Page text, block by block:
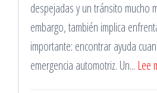
despejadas y un tránsito mucho
embargo, también implica
importante: encontrar ayuda
emergencia automotriz. Un... Lee